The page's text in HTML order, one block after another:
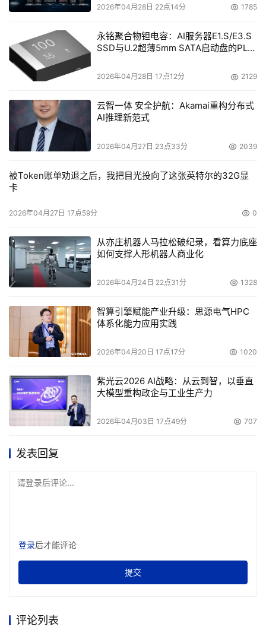
上述问题是相对的，有些用户在构建部门级SAN时则反
其道而行，把部门级用户当作了试验田。比如，为了不受制
自多厂商的方案，在实际工作中进行比较，也为未来的存储
构建提供借鉴。
存储领域的发展速度是惊人的，谁都无法将未来看得一清二
楚，因此需要在某些方面进行一些摸索与试验。而采取保守
的态度，等到存储解决方案被多次证明后再进行部署，就可
本文来源于DOIT传媒，文章内容仅供参考，不构成投资建议。
2026年04月28日 22点14分 1785
永铭聚合物钽电容：AI服务器E1.S/E3.S
SSD与U.2超薄5mm SATA启动盘的PLP
2026年04月28日 17点12分 2129
云智一体 安全护航：Akamai重构分布式
AI推理新范式
2026年04月27日 23点33分 2039
被Token账单劝退之后，我把目光投向了这张英特尔的32G显
卡
2026年04月27日 17点59分 0
从亦庄机器人马拉松破纪录，看算力底座
如何支撑人形机器人商业化
2026年04月24日 22点31分 1328
智算引擎赋能产业升级：思源电气HPC
体系化能力应用实践
2026年04月20日 17点17分 1020
紫光云2026 AI战略：从云到智，以垂直
大模型重构政企与工业生产力
2026年04月03日 17点49分 707
发表回复
请登录后评论...
登录后才能评论
提交
评论列表